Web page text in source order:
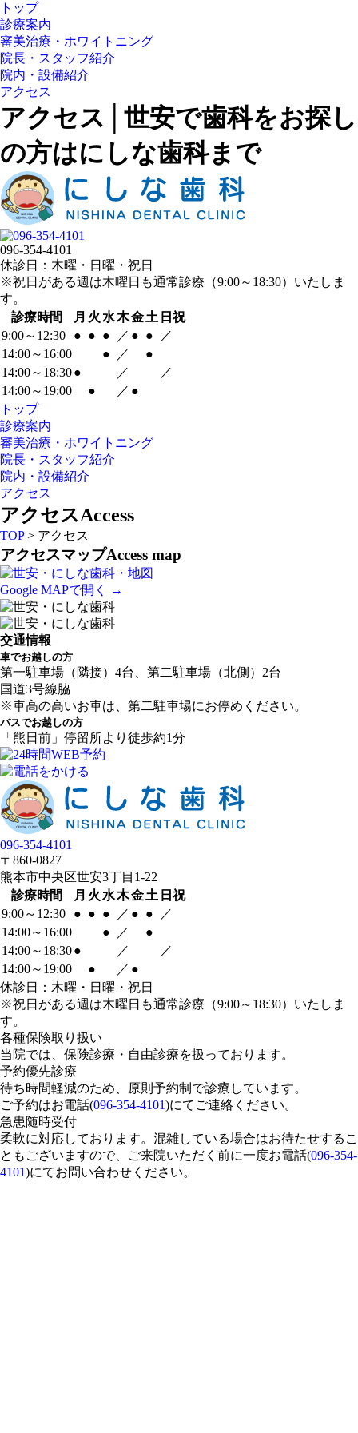
トップ
診療案内
審美治療・ホワイトニング
院長・スタッフ紹介
院内・設備紹介
アクセス
アクセス│世安で歯科をお探し
の方はにしな歯科まで
096-354-4101
休診日：木曜・日曜・祝日
※祝日がある週は木曜日も通常診療（9:00～18:30）いたしま
す。
診療時間
月 火 水木金土 日祝
9:00～12:30
● ● ● ／ ● ●
／
14:00～16:00
● ／
●
／
14:00～18:30●
／
14:00～19:00
● ／ ●
トップ
診療案内
審美治療・ホワイトニング
院長・スタッフ紹介
院内・設備紹介
アクセス
アクセスAccess
TOP> アクセス
アクセスマップAccess map
Google MAPで開く →
交通情報
車でお越しの方
第一駐車場（隣接）4台、第二駐車場（北側）2台
国道3号線脇
※車高の高いお車は、第二駐車場にお停めください。
バスでお越しの方
「熊日前」停留所より徒歩約1分
096-354-4101
〒860-0827
熊本市中央区世安3丁目1-22
診療時間
月 火 水木金土 日祝
9:00～12:30
● ● ● ／ ● ●
／
14:00～16:00
● ／
●
／
14:00～18:30●
／
14:00～19:00
● ／ ●
休診日：木曜・日曜・祝日
※祝日がある週は木曜日も通常診療（9:00～18:30）いたしま
す。
各種保険取り扱い
当院では、保険診療・自由診療を扱っております。
予約優先診療
待ち時間軽減のため、原則予約制で診療しています。
ご予約はお電話(096-354-4101)にてご連絡ください。
急患随時受付
柔軟に対応しております。混雑している場合はお待たせするこ
ともございますので、ご来院いただく前に一度お電話(096-354-
4101)にてお問い合わせください。